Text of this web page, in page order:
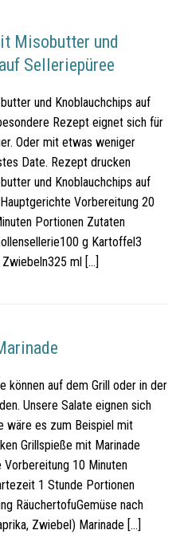
Misobutter und
Selleriepüree
und Knoblauchchips auf
Rezept eignet sich für
Oder mit etwas weniger
Date. Rezept drucken
und Knoblauchchips auf
Vorbereitung 20
Portionen Zutaten
g Kartoffel3
ml […]
können auf dem Grill oder in der
Unsere Salate eignen sich
wäre es zum Beispiel mit
Grillspieße mit Marinade
Vorbereitung 10 Minuten
1 Stunde Portionen
RäuchertofuGemüse nach
Zwiebel) Marinade […]